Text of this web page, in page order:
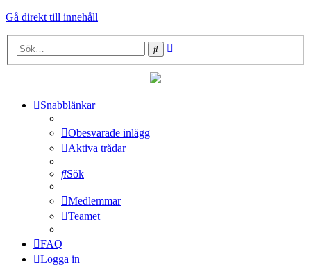
Gå direkt till innehåll
Sök
Snabblänkar
Obesvarade inlägg
Aktiva trådar
Sök
Medlemmar
Teamet
FAQ
Logga in